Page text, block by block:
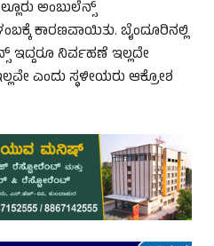
ಅಂಬುಲೆನ್ಸ್
ಕಾರಣವಾಯಿತು. ಬೈಂದೂರಿನಲ್ಲಿ
ಇದ್ದರೂ ನಿರ್ವಹಣೆ ಇಲ್ಲದೇ
ಎಂದು ಸ್ಥಳೀಯರು ಆಕ್ರೋಶ